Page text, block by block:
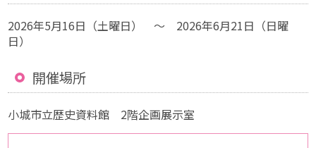
2026年5月16日（土曜日） ～ 2026年6月21日（日曜
日）
開催場所
小城市立歴史資料館 2階企画展示室